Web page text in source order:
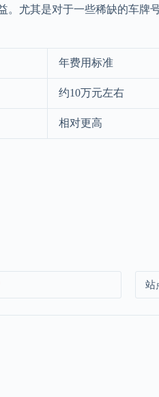
尤其是对于一些稀缺的车
年费用标准
约10万元左右
相对更高
站